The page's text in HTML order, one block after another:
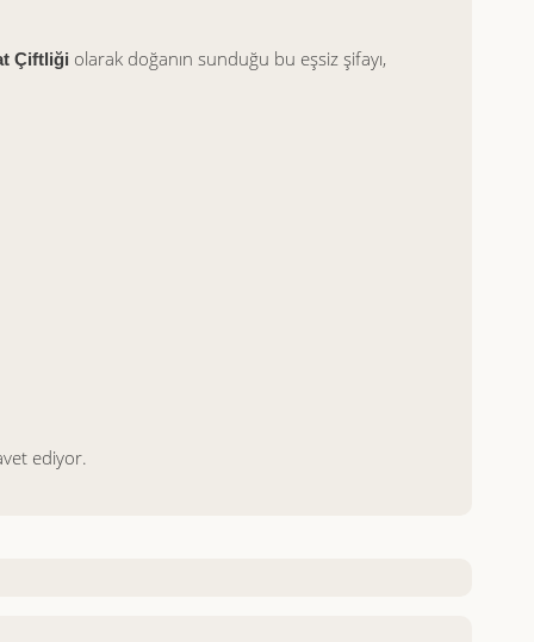
Çiftliği olarak doğanın sunduğu bu eşsiz şifayı,
ediyor.